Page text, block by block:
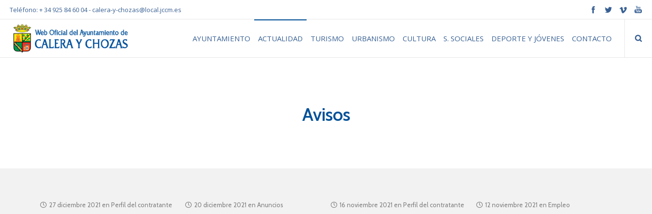
Teléfono: + 34 925 84 60 04 -calera-y-chozas@local.jccm.es
AYUNTAMIENTO ACTUALIDAD TURISMO URBANISMO CULTURA S. SOCIALES DEPORTE Y JÓVENES CONTACTO
Avisos
27 diciembre 2021 en Perfil del contratante 20 diciembre 2021 en Anuncios 16 noviembre 2021 en Perfil del contratante 12 noviembre 2021 en Empleo